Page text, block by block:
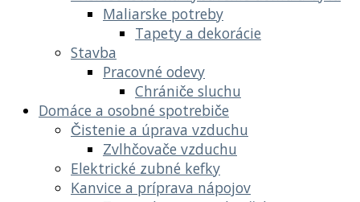
Maliarske potreby
Tapety a dekorácie
Stavba
Pracovné odevy
Chrániče sluchu
Domáce a osobné spotrebiče
Čistenie a úprava vzduchu
Zvlhčovače vzduchu
Elektrické zubné kefky
Kanvice a príprava nápojov